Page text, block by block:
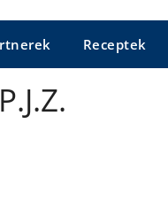
Receptek
P.J.Z.